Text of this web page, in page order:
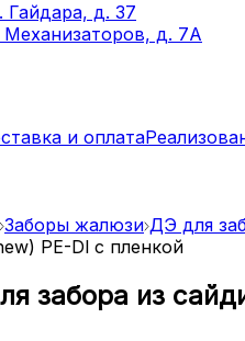
Гайдара, д. 37
Механизаторов, д. 7А
и оплата
Заборы жалюзи ДЭ для
PE-Dl с пленкой
забора из